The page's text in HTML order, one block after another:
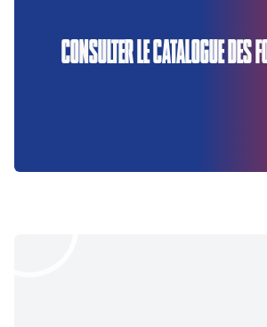
CONSULTER LE CATALOGUE DES